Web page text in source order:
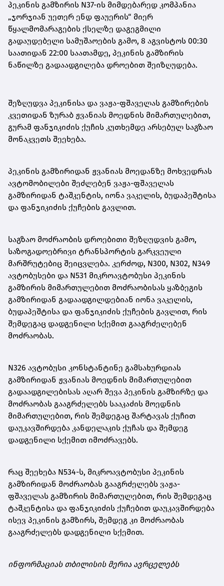
პეკინის გამზირის N37-ის მიმდებარედ კომპანია
„ჯორჯიან უეთერ ენდ ფაუერის“ მიერ
წყალმომარაგების ქსელზე დაგეგმილი
გადაუდებელი სამუშაოების გამო, 8 აგვისტოს 00:30
საათიდან 22:00 საათამდე, პეკინის გამზირის
ნაწილზე გადაადგილება დროებით შეიზღუდება.
შეზღუდვა პეკინისა და ვაჟა-ფშაველას გამზირების
კვეთიდან ზურაბ ჟვანიას მოედნის მიმართულებით,
გურამ ფანჯიკიძის ქუჩის კუთხემდე არსებულ საგზაო
მონაკვეთს შეეხება.
პეკინის გამზირიდან ჟვანიას მოედანზე მოხვედრას
ავტომობილები შეძლებენ ვაჟა-ფშაველას
გამზირიდან ტაშკენტის, იონა ვაკელის, ბუდაპეშტისა
და ფანჯიკიძის ქუჩების გავლით.
საგზაო მოძრაობის დროებითი შეზღუდვის გამო,
საზოგადოებრივი ტრანსპორტის გარკვეული
მარშრუტებიც შეიცვლება. კერძოდ, N300, N302, N349
ავტობუსები და N531 მიკროავტობუსი პეკინის
გამზირის მიმართულებით მოძრაობისას ყაზბეგის
გამზირიდან გადაადგილდებიან იონა ვაკელის,
ბუდაპეშტისა და ფანჯიკიძის ქუჩების გავლით, რის
შემდეგაც დადგენილი სქემით გააგრძელებენ
მოძრაობას.
N326 ავტობუსი კონსტანტინე გამსახურდიას
გამზირიდან ჟვანიას მოედნის მიმართულებით
გადაადგილებისას აღარ შევა პეკინის გამზირზე და
მოძრაობას გააგრძელებს სააკაძის მოედნის
მიმართულებით, რის შემდეგაც შარტავას ქუჩით
დაუკავშირდება კანდელაკის ქუჩას და შემდეგ
დადგენილი სქემით იმოძრავებს.
რაც შეეხება N534-ს, მიკროავტობუსი პეკინის
გამზირიდან მოძრაობას გააგრძელებს ვაჟა-
ფშაველას გამზირის მიმართულებით, რის შემდეგაც
ტაშკენტისა და ფანჯიკიძის ქუჩებით დაუკავშირდება
ისევ პეკინის გამზირს, შემდეგ კი მოძრაობას
გააგრძელებს დადგენილი სქემით.
ინფორმაციას თბილისის მერია ავრცელებს